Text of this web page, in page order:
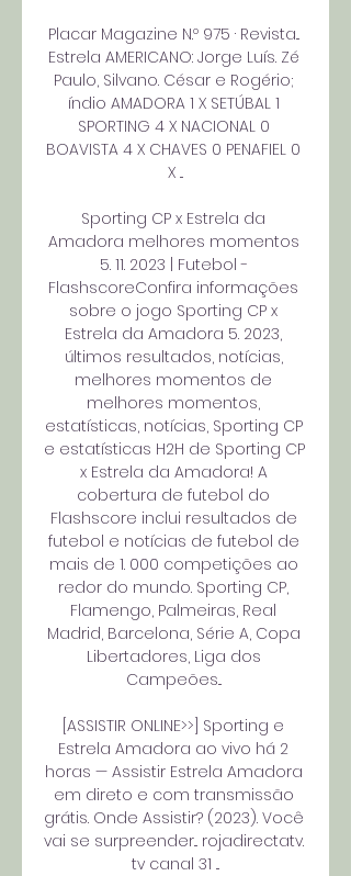
Placar Magazine N.º 975 · ‎Revista...
Estrela AMERICANO: Jorge Luís. Zé
Paulo, Silvano. César e Rogério;
índio AMADORA 1 X SETÚBAL 1
SPORTING 4 X NACIONAL 0
BOAVISTA 4 X CHAVES 0 PENAFIEL 0
X ...
Sporting CP x Estrela da
Amadora melhores momentos
5. 11. 2023 | Futebol -
FlashscoreConfira informações
sobre o jogo Sporting CP x
Estrela da Amadora 5. 2023,
últimos resultados, notícias,
melhores momentos de
melhores momentos,
estatísticas, notícias, Sporting CP
e estatísticas H2H de Sporting CP
x Estrela da Amadora! A
cobertura de futebol do
Flashscore inclui resultados de
futebol e notícias de futebol de
mais de 1. 000 competições ao
redor do mundo. Sporting CP,
Flamengo, Palmeiras, Real
Madrid, Barcelona, Série A, Copa
Libertadores, Liga dos
Campeões...
[ASSISTIR ONLINE>>] Sporting e
Estrela Amadora ao vivo há 2
horas — Assistir Estrela Amadora
em direto e com transmissão
grátis. Onde Assistir? (2023). Você
vai se surpreender... rojadirectatv.
tv canal 31 ...